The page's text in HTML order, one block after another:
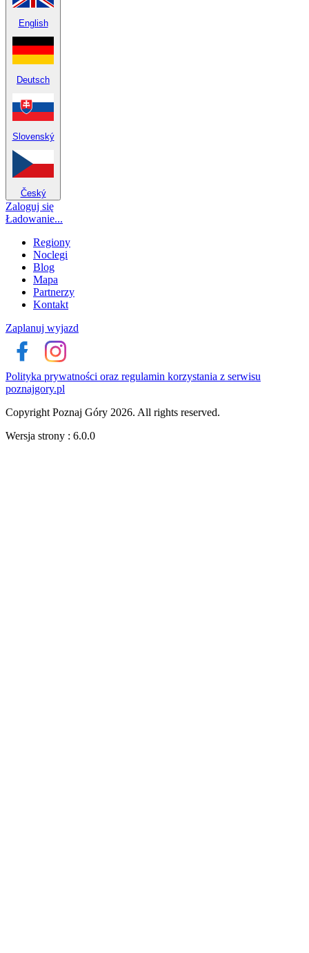
English
Deutsch
Slovenský
Český
Zaloguj się
Ładowanie...
Regiony
Noclegi
Blog
Mapa
Partnerzy
Kontakt
Zaplanuj wyjazd
Polityka prywatności oraz regulamin korzystania z serwisu
poznajgory.pl
Copyright Poznaj Góry 2026. All rights reserved.
Wersja strony : 6.0.0